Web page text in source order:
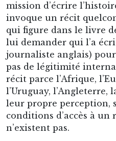
mission d’écrire
invoque un récit
qui figure dans le livre
lui demander qui l’a
journaliste anglais) pour
pas de légitimité
récit parce l’Afrique,
l’Uruguay, l’Angleterre,
leur propre perception,
conditions d’accès à un
n’existent pas.